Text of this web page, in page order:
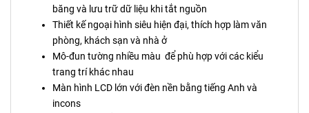
băng và lưu trữ dữ liệu khi tắt nguồn
Thiết kế ngoại hình siêu hiện đại, thích hợp làm văn
phòng, khách sạn và nhà ở
Mô-đun tường nhiều màu để phù hợp với các kiểu
trang trí khác nhau
Màn hình LCD lớn với đèn nền bằng tiếng Anh và
incons